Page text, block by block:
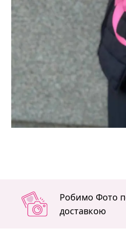
Робимо Фото
доставкою